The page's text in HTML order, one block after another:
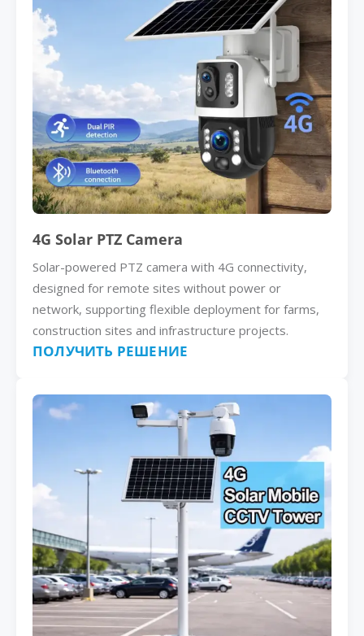
4G Solar PTZ Camera
Solar-powered PTZ camera with 4G connectivity,
designed for remote sites without power or
network, supporting flexible deployment for farms,
construction sites and infrastructure projects.
ПОЛУЧИТЬ РЕШЕНИЕ